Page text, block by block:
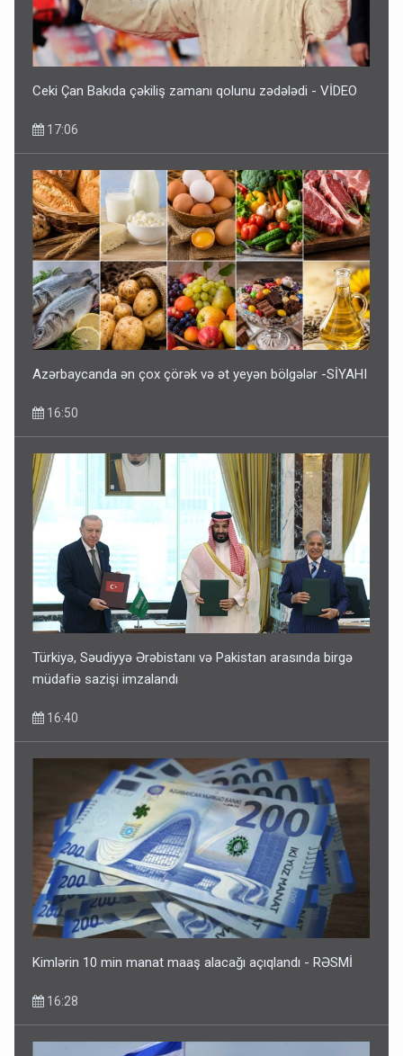
Ceki Çan Bakıda çəkiliş zamanı qolunu zədələdi - VİDEO
17:06
Azərbaycanda ən çox çörək və ət yeyən bölgələr -SİYAHI
16:50
Türkiyə, Səudiyyə Ərəbistanı və Pakistan arasında birgə
müdafiə sazişi imzalandı
16:40
Kimlərin 10 min manat maaş alacağı açıqlandı - RƏSMİ
16:28